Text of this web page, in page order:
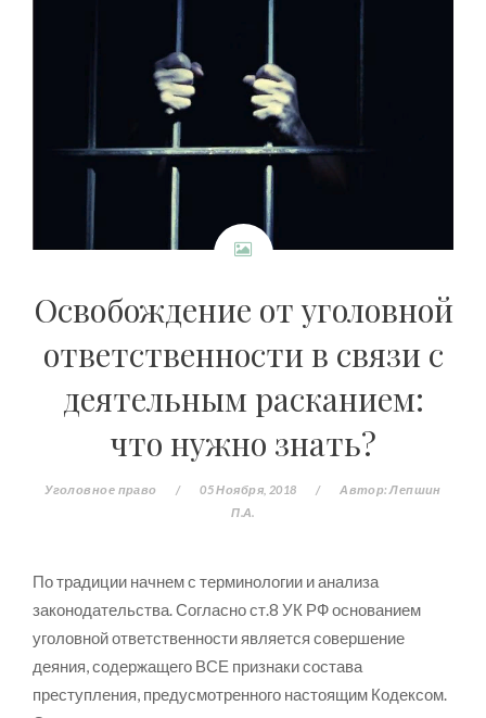
Освобождение от уголовной
ответственности в связи с
деятельным расканием:
что нужно знать?
Уголовное право / 05 Ноября, 2018 / Автор:Лепшин
П.А.
По традиции начнем с терминологии и анализа
законодательства. Согласно ст.8 УК РФ основанием
уголовной ответственности является совершение
деяния, содержащего ВСЕ признаки состава
преступления, предусмотренного настоящим Кодексом.